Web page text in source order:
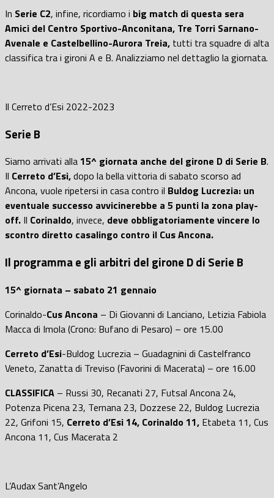
In Serie C2, infine, ricordiamo i big match di questa sera
Amici del Centro Sportivo-Anconitana, Tre Torri Sarnano-
Avenale e Castelbellino-Aurora Treia, tutti tra squadre di alta
classifica tra i gironi A e B. Analizziamo nel dettaglio la giornata.
Il Cerreto d’Esi 2022-2023
Serie B
Siamo arrivati alla15^ giornata anche del girone D di Serie B.
Il Cerreto d’Esi,dopo la bella vittoria di sabato scorso ad
Ancona, vuole ripetersi in casa contro il Buldog Lucrezia: un
eventuale successo avvicinerebbe a 5 punti la zona play-
off. Il Corinaldo, invece, deve obbligatoriamente vincere lo
scontro diretto casalingo contro il Cus Ancona.
Il programma e gli arbitri del girone D di Serie B
15^ giornata – sabato 21 gennaio
Corinaldo-Cus Ancona – Di Giovanni di Lanciano, Letizia Fabiola
Macca di Imola (Crono: Bufano di Pesaro) – ore 15.00
Cerreto d’Esi-Buldog Lucrezia – Guadagnini di Castelfranco
Veneto, Zanatta di Treviso (Favorini di Macerata) – ore 16.00
CLASSIFICA – Russi 30, Recanati 27, Futsal Ancona 24,
Potenza Picena 23, Ternana 23, Dozzese 22, Buldog Lucrezia
22, Grifoni 15, Cerreto d’Esi 14, Corinaldo 11, Etabeta 11, Cus
Ancona 11, Cus Macerata 2
L’Audax Sant’Angelo